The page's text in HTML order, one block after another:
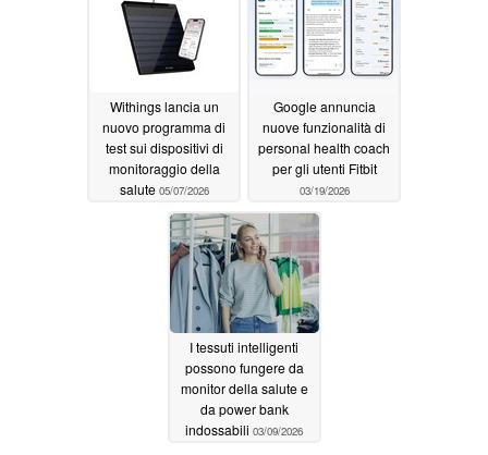
Withings lancia un
nuovo programma di
test sui dispositivi di
monitoraggio della
salute 05/07/2026
Google annuncia
nuove funzionalità di
personal health coach
per gli utenti Fitbit
03/19/2026
I tessuti intelligenti
possono fungere da
monitor della salute e
da power bank
indossabili 03/09/2026